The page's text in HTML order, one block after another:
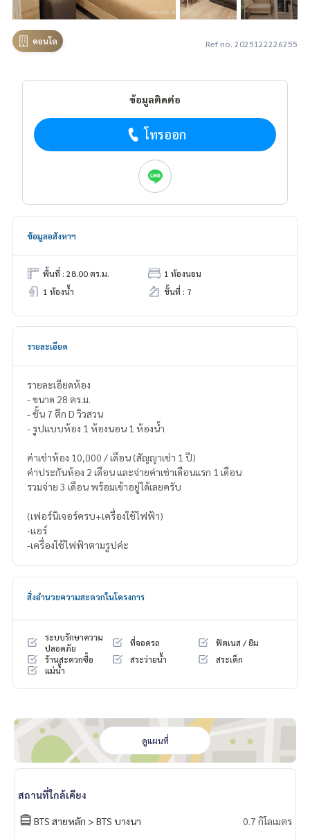
คอนโด Ref no. 2025122226255
ข้อมูลติดต่อ
โทรออก
ข้อมูลอสังหาฯ
พื้นที่ : 28.00 ตร.ม.
1 ห้องนอน
1 ห้องน้ำ
ชั้นที่ : 7
รายละเอียด
รายละเอียดห้อง
- ขนาด 28 ตร.ม.
- ชั้น 7 ตึก D วิวสวน
- รูปแบบห้อง 1 ห้องนอน 1 ห้องน้ำ
ค่าเช่าห้อง 10,000 / เดือน (สัญญาเช่า 1 ปี)
ค่าประกันห้อง 2 เดือน และจ่ายค่าเช่าเดือนแรก 1 เดือน
รวมจ่าย 3 เดือน พร้อมเข้าอยู่ได้เลยครับ
(เฟอร์นิเจอร์ครบ+เครื่องใช้ไฟฟ้า)
-แอร์
-เครื่องใช้ไฟฟ้าตามรูปค่ะ
สิ่งอำนวยความสะดวกในโครงการ
ระบบรักษาความ
ปลอดภัย
ที่จอดรถ
ฟิตเนส / ยิม
ร้านสะดวกซื้อ
สระว่ายน้ำ
สระเด็ก
แม่น้ำ
ดูแผนที่
สถานที่ใกล้เคียง
BTS สายหลัก > BTS บางนา 0.7 กิโลเมตร